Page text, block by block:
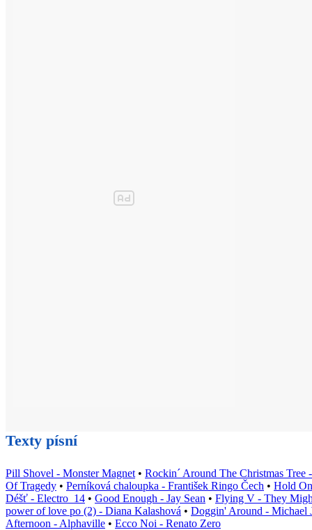
Texty písní
Pill Shovel - Monster Magnet • Rockin´ Around The Christmas Tree
Of Tragedy • Perníková chaloupka - František Ringo Čech • Hold
Déšť - Electro_14 • Good Enough - Jay Sean • Flying V - They
power of love po (2) - Diana Kalashová • Doggin' Around - Michael
Afternoon - Alphaville • Ecco Noi - Renato Zero